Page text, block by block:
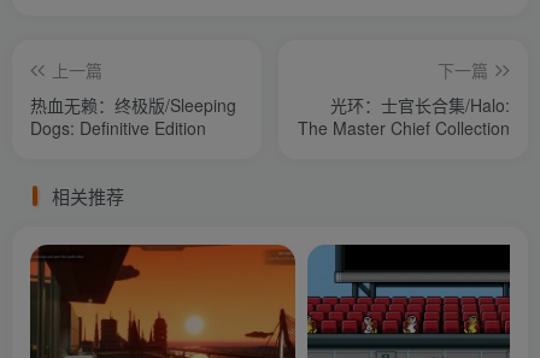
上一篇
热血无赖：终极版/Sleeping
Dogs: Definitive Edition
下一篇
光环：士官长合集/Halo:
The Master Chief Collection
相关推荐